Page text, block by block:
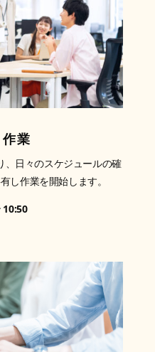
業
、日々のスケジュールの確
し作業を開始します。
10:50